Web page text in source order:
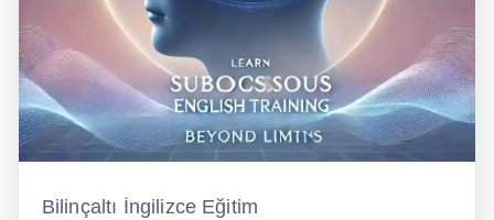
5 Günde İngilizce
Bilinçaltı İngilizce
İngilizce Biyografiler
İngilizce
Dil Eğitimi
Bilinçaltı İngilizce Eğitim